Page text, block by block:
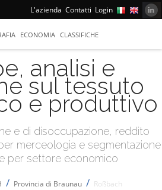
L'azienda Contatti Login
ECONOMIA CLASSIFICHE
analisi e
sul tessuto
e produttivo
e di disoccupazione, reddito
merceologia e segmentazione
per settore economico
/ Provincia di Braunau / Roßbach